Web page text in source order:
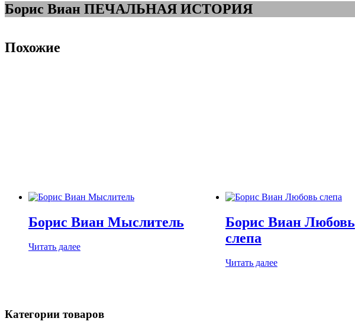
Борис Виан ПЕЧАЛЬНАЯ ИСТОРИЯ
Похожие
Борис Виан Мыслитель
Читать далее
Борис Виан Любовь
слепа
Читать далее
Категории товаров